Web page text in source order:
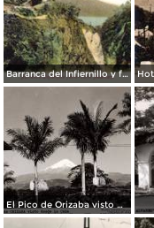
Barranca del Infiernillo y ferrocarril mexicano
El Pico de Orizaba visto desde la Casa de los Alvarez